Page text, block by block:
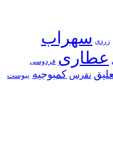
زردی سهراب
عطاری فردوسی
نقرس کمبوجیه یبوست